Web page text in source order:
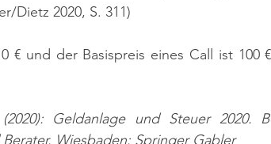
Dietz 2020, S. 311)
€ und der Basispreis eines Call ist 100
Geldanlage und Steuer 2020.
Wiesbaden: Springer Gabler